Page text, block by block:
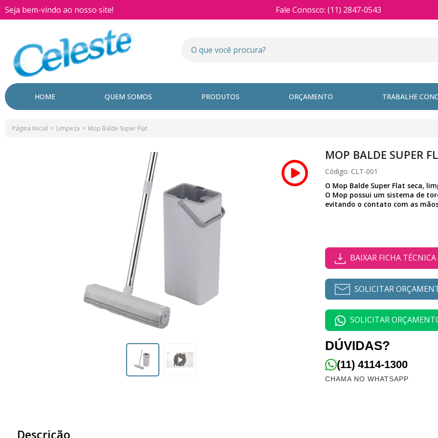
Seja bem-vindo ao nosso site! Fale Conosco: (11) 2847-0543
HOME QUEM SOMOS PRODUTOS ORÇAMENTO TRABALHE
Página Inicial Limpeza Mop Balde Super Flat
MOP BALDE SUPER
Código: CLT-001
O Mop Balde Super Flat seca,
O Mop possui um sistema de
evitando o contato com as
BAIXAR FICHA TÉCNICA
SOLICITAR
SOLICITAR
DÚVIDAS?
(11) 4114-1300
CHAMA NO WHATSAPP
Descrição